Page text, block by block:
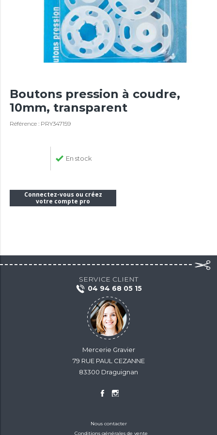
Boutons pression à coudre,
10mm, transparent
Référence : PRY347159
En stock
Connectez-vous ou créez
votre compte pro
SERVICE CLIENT
04 94 68 05 15
Mercerie Gravier
79 RUE PAUL CEZANNE
83300 Draguignan
Nous contacter
Conditions générales de vente